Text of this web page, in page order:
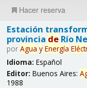
Hacer reserva
Estación
provincia deRío
por Agua y Energía
Idioma: Español
Editor: Buenos Aires:
1988